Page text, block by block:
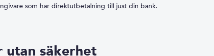
som har direktutbetalning till just din bank.
utan säkerhet